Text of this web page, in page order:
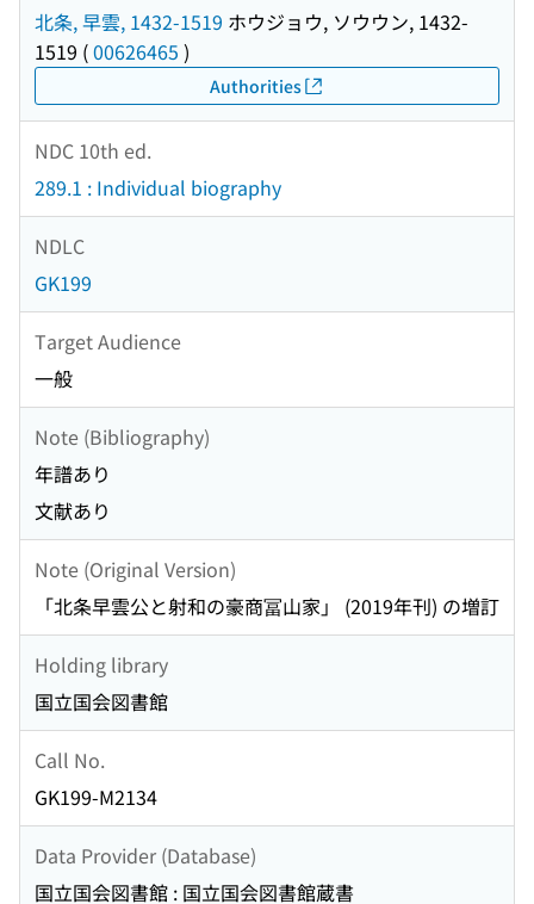
北条, 早雲, 1432-1519 ホウジョウ, ソウウン, 1432-
1519 (00626465 )
Authorities
NDC 10th ed.
289.1 : Individual biography
NDLC
GK199
Target Audience
一般
Note (Bibliography)
年譜あり
文献あり
Note (Original Version)
「北条早雲公と射和の豪商冨山家」 (2019年刊) の増訂
Holding library
国立国会図書館
Call No.
GK199-M2134
Data Provider (Database)
国立国会図書館 : 国立国会図書館蔵書